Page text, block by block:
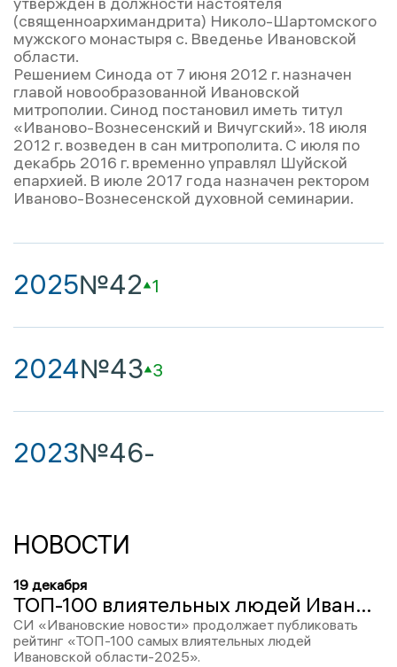
(священноархимандрита) Николо-Шартомского
мужского монастыря с. Введенье Ивановской
области.
Решением Синода от 7 июня 2012 г. назначен
главой новообразованной Ивановской
митрополии. Синод постановил иметь титул
«Иваново-Вознесенский и Вичугский». 18 июля
2012 г. возведен в сан митрополита. С июля по
декабрь 2016 г. временно управлял Шуйской
епархией. В июле 2017 года назначен ректором
Иваново-Вознесенской духовной семинарии.
2025№42 1
2024№43 3
2023№46-
НОВОСТИ
19 декабря
ТОП-100 влиятельных людей Ивановской области-2025: митрополит Иосиф, место №42
СИ «Ивановские новости» продолжает публиковать
рейтинг «ТОП-100 самых влиятельных людей
Ивановской области-2025».